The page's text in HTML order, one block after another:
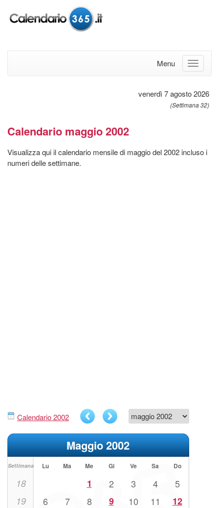
Menu
venerdì 7 agosto 2026
(Settimana 32)
Calendario maggio 2002
Visualizza qui il calendario mensile di maggio del 2002 incluso i
numeri delle settimane.
Calendario 2002
Maggio 2002
Settimana Lu Ma Me Gi Ve Sa Do
18 1 2 3 4 5
19 6 7 8 9 10 11 12